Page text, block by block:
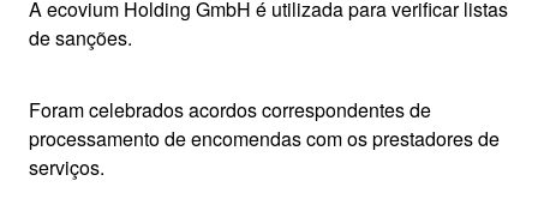
A ecovium Holding GmbH é utilizada para verificar listas
de sanções.
Foram celebrados acordos correspondentes de
processamento de encomendas com os prestadores de
serviços.